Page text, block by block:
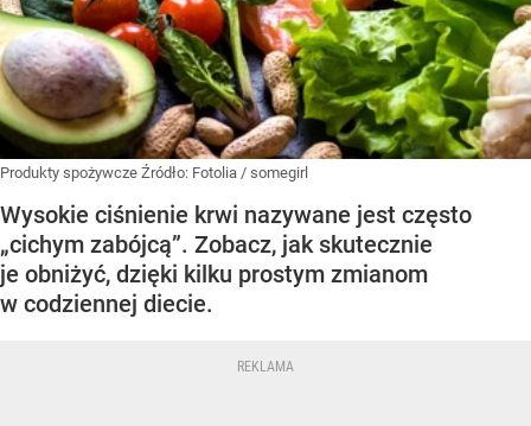
Produkty spożywcze Źródło: Fotolia / somegirl
Wysokie ciśnienie krwi nazywane jest często
„cichym zabójcą”. Zobacz, jak skutecznie
je obniżyć, dzięki kilku prostym zmianom
w codziennej diecie.